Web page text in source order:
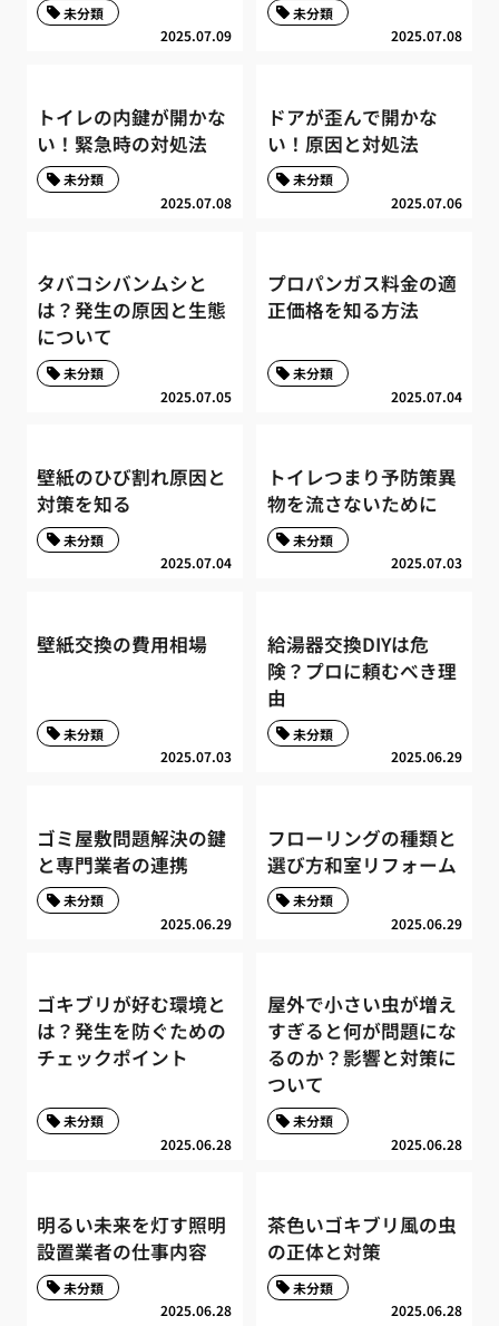
2025.07.09
未分類
2025.07.08
未分類
トイレの内鍵が開かな
い！緊急時の対処法
2025.07.08
未分類
ドアが歪んで開かな
い！原因と対処法
2025.07.06
未分類
タバコシバンムシと
は？発生の原因と生態
について
2025.07.05
未分類
プロパンガス料金の適
正価格を知る方法
2025.07.04
未分類
壁紙のひび割れ原因と
対策を知る
2025.07.04
未分類
トイレつまり予防策異
物を流さないために
2025.07.03
未分類
壁紙交換の費用相場
2025.07.03
未分類
給湯器交換DIYは危
険？プロに頼むべき理
由
2025.06.29
未分類
ゴミ屋敷問題解決の鍵
と専門業者の連携
2025.06.29
未分類
フローリングの種類と
選び方和室リフォーム
2025.06.29
未分類
ゴキブリが好む環境と
は？発生を防ぐための
チェックポイント
2025.06.28
未分類
屋外で小さい虫が増え
すぎると何が問題にな
るのか？影響と対策に
ついて
2025.06.28
未分類
明るい未来を灯す照明
設置業者の仕事内容
2025.06.28
未分類
茶色いゴキブリ風の虫
の正体と対策
2025.06.28
未分類